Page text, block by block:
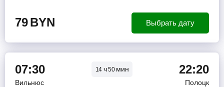
79BYN Выбрать дату
07:30 14 ч50 мин 22:20
Вильнюс
Полоцк